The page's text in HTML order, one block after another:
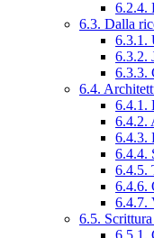
6.2.4.
6.3. Dalla
6.3.1.
6.3.2.
6.3.3.
6.4.
6.4.1.
6.4.2.
6.4.3.
6.4.4.
6.4.5.
6.4.6.
6.4.7.
6.5.
6.5.1.